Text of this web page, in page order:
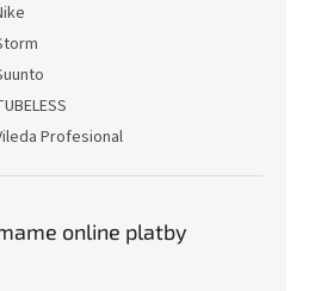
Profesional
online platby